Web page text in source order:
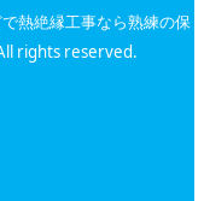
熱絶縁工事なら熟練の保
rights reserved.